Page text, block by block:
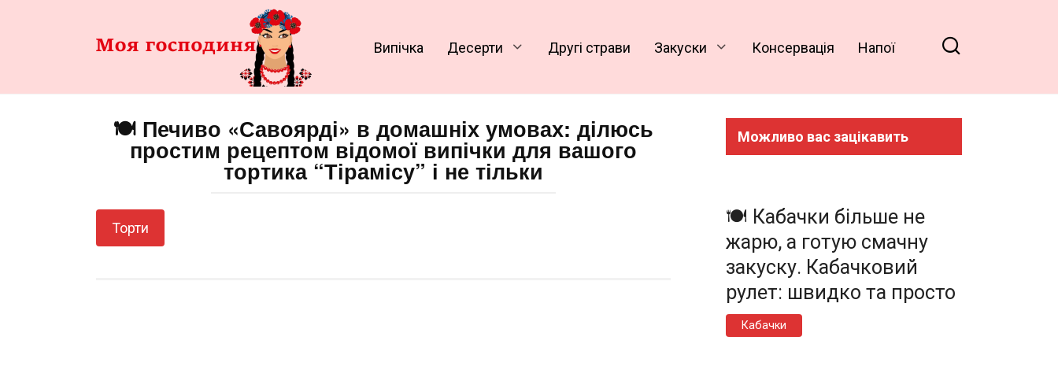
Випічка Десерти Другі страви Закуски Консервація Напої
🍽️ Печиво «Савоярді» в домашніх умовах: ділюсь
простим рецептом відомої випічки для вашого
тортика “Тірамісу” і не тільки
Торти
Можливо вас зацікавить
🍽️ Кабачки більше не
жарю, а готую смачну
закуску. Кабачковий
рулет: швидко та просто
Кабачки